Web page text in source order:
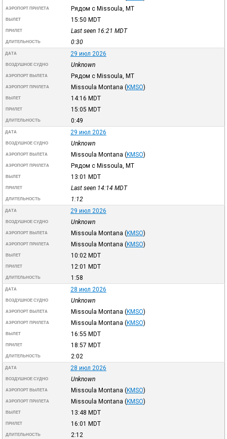
АЭРОПОРТ ПРИЛЕТА Рядом с Missoula, MT
ВЫЛЕТ 15:50 MDT
ПРИЛЕТ Last seen 16:21 MDT
ДЛИТЕЛЬНОСТЬ 0:30
ДАТА 29 июл 2026
ВОЗДУШНОЕ СУДНО Unknown
АЭРОПОРТ ВЫЛЕТА Рядом с Missoula, MT
АЭРОПОРТ ПРИЛЕТА Missoula Montana (KMSO)
ВЫЛЕТ 14:16 MDT
ПРИЛЕТ 15:05 MDT
ДЛИТЕЛЬНОСТЬ 0:49
ДАТА 29 июл 2026
ВОЗДУШНОЕ СУДНО Unknown
АЭРОПОРТ ВЫЛЕТА Missoula Montana (KMSO)
АЭРОПОРТ ПРИЛЕТА Рядом с Missoula, MT
ВЫЛЕТ 13:01 MDT
ПРИЛЕТ Last seen 14:14 MDT
ДЛИТЕЛЬНОСТЬ 1:12
ДАТА 29 июл 2026
ВОЗДУШНОЕ СУДНО Unknown
АЭРОПОРТ ВЫЛЕТА Missoula Montana (KMSO)
АЭРОПОРТ ПРИЛЕТА Missoula Montana (KMSO)
ВЫЛЕТ 10:02 MDT
ПРИЛЕТ 12:01 MDT
ДЛИТЕЛЬНОСТЬ 1:58
ДАТА 28 июл 2026
ВОЗДУШНОЕ СУДНО Unknown
АЭРОПОРТ ВЫЛЕТА Missoula Montana (KMSO)
АЭРОПОРТ ПРИЛЕТА Missoula Montana (KMSO)
ВЫЛЕТ 16:55 MDT
ПРИЛЕТ 18:57 MDT
ДЛИТЕЛЬНОСТЬ 2:02
ДАТА 28 июл 2026
ВОЗДУШНОЕ СУДНО Unknown
АЭРОПОРТ ВЫЛЕТА Missoula Montana (KMSO)
АЭРОПОРТ ПРИЛЕТА Missoula Montana (KMSO)
ВЫЛЕТ 13:48 MDT
ПРИЛЕТ 16:01 MDT
ДЛИТЕЛЬНОСТЬ 2:12